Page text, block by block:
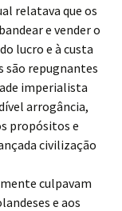
relatava que os
e vender o
lucro e à custa
são repugnantes
imperialista
arrogância,
propósitos e
civilização
culpavam
e aos